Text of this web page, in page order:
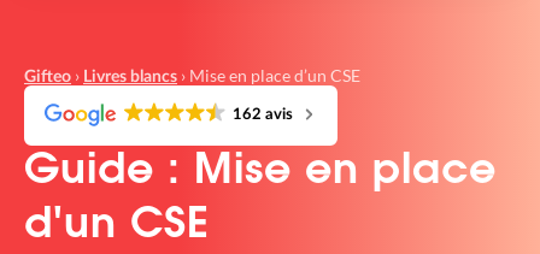
Gifteo › Livres blancs › Mise en place d’un CSE
162 avis
Guide : Mise en place
d'un CSE